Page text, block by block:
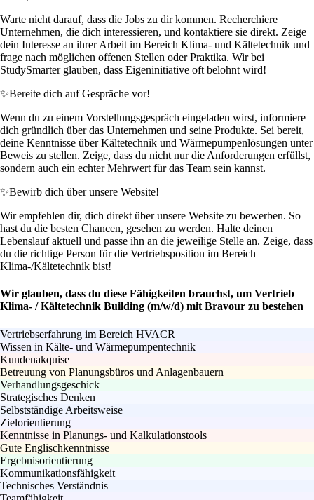
Warte nicht darauf, dass die Jobs zu dir kommen. Recherchiere
Unternehmen, die dich interessieren, und kontaktiere sie direkt. Zeige
dein Interesse an ihrer Arbeit im Bereich Klima- und Kältetechnik und
frage nach möglichen offenen Stellen oder Praktika. Wir bei
StudySmarter glauben, dass Eigeninitiative oft belohnt wird!
✨Bereite dich auf Gespräche vor!
Wenn du zu einem Vorstellungsgespräch eingeladen wirst, informiere
dich gründlich über das Unternehmen und seine Produkte. Sei bereit,
deine Kenntnisse über Kältetechnik und Wärmepumpenlösungen unter
Beweis zu stellen. Zeige, dass du nicht nur die Anforderungen erfüllst,
sondern auch ein echter Mehrwert für das Team sein kannst.
✨Bewirb dich über unsere Website!
Wir empfehlen dir, dich direkt über unsere Website zu bewerben. So
hast du die besten Chancen, gesehen zu werden. Halte deinen
Lebenslauf aktuell und passe ihn an die jeweilige Stelle an. Zeige, dass
du die richtige Person für die Vertriebsposition im Bereich
Klima-/Kältetechnik bist!
Wir glauben, dass du diese Fähigkeiten brauchst, um Vertrieb
Klima- / Kältetechnik Building (m/w/d) mit Bravour zu bestehen
Vertriebserfahrung im Bereich HVACR
Wissen in Kälte- und Wärmepumpentechnik
Kundenakquise
Betreuung von Planungsbüros und Anlagenbauern
Verhandlungsgeschick
Strategisches Denken
Selbstständige Arbeitsweise
Zielorientierung
Kenntnisse in Planungs- und Kalkulationstools
Gute Englischkenntnisse
Ergebnisorientierung
Kommunikationsfähigkeit
Technisches Verständnis